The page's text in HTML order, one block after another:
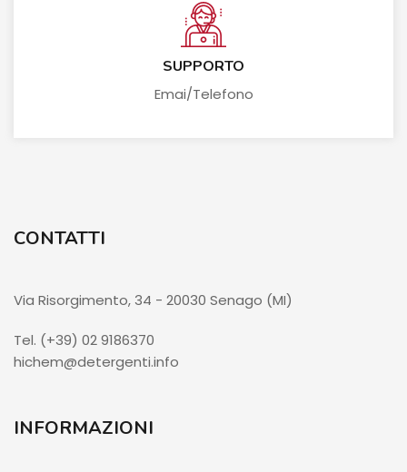
SUPPORTO
Emai/Telefono
CONTATTI
Via Risorgimento, 34 - 20030 Senago (MI)
Tel. (+39) 02 9186370
hichem@detergenti.info
INFORMAZIONI